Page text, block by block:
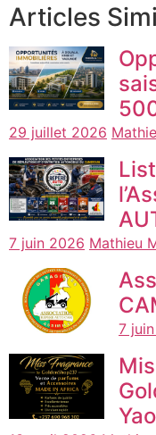
Articles
29 juillet 2026
7 juin 2026 Mathieu
7